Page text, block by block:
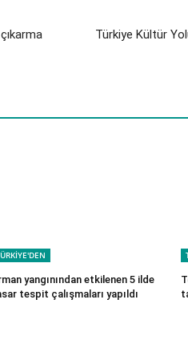
Türkiye Kültür
yangınından etkilenen 5 ilde
tespit çalışmaları yapıldı